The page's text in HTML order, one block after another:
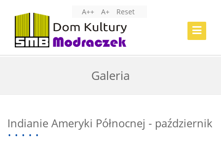
A++ A+ Reset
Toggle
Galeria
Indianie Ameryki Północnej - październik